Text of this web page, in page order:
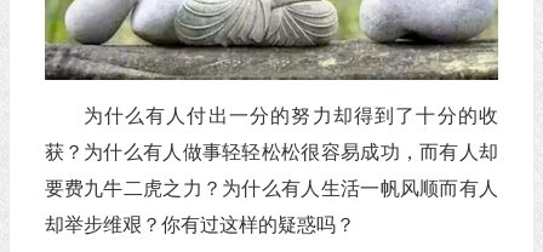
为什么有人付出一分的努力却得到了十分的收
获？为什么有人做事轻轻松松很容易成功，而有人却
要费九牛二虎之力？为什么有人生活一帆风顺而有人
却举步维艰？你有过这样的疑惑吗？